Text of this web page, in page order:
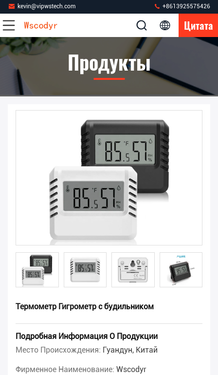
kevin@vipwstech.com +8613925575426
Цитата
Продукты
Термометр Гигрометр с будильником
Подробная Информация О Продукции
Место Происхождения: Гуандун, Китай
Фирменное Наименование: Wscodyr